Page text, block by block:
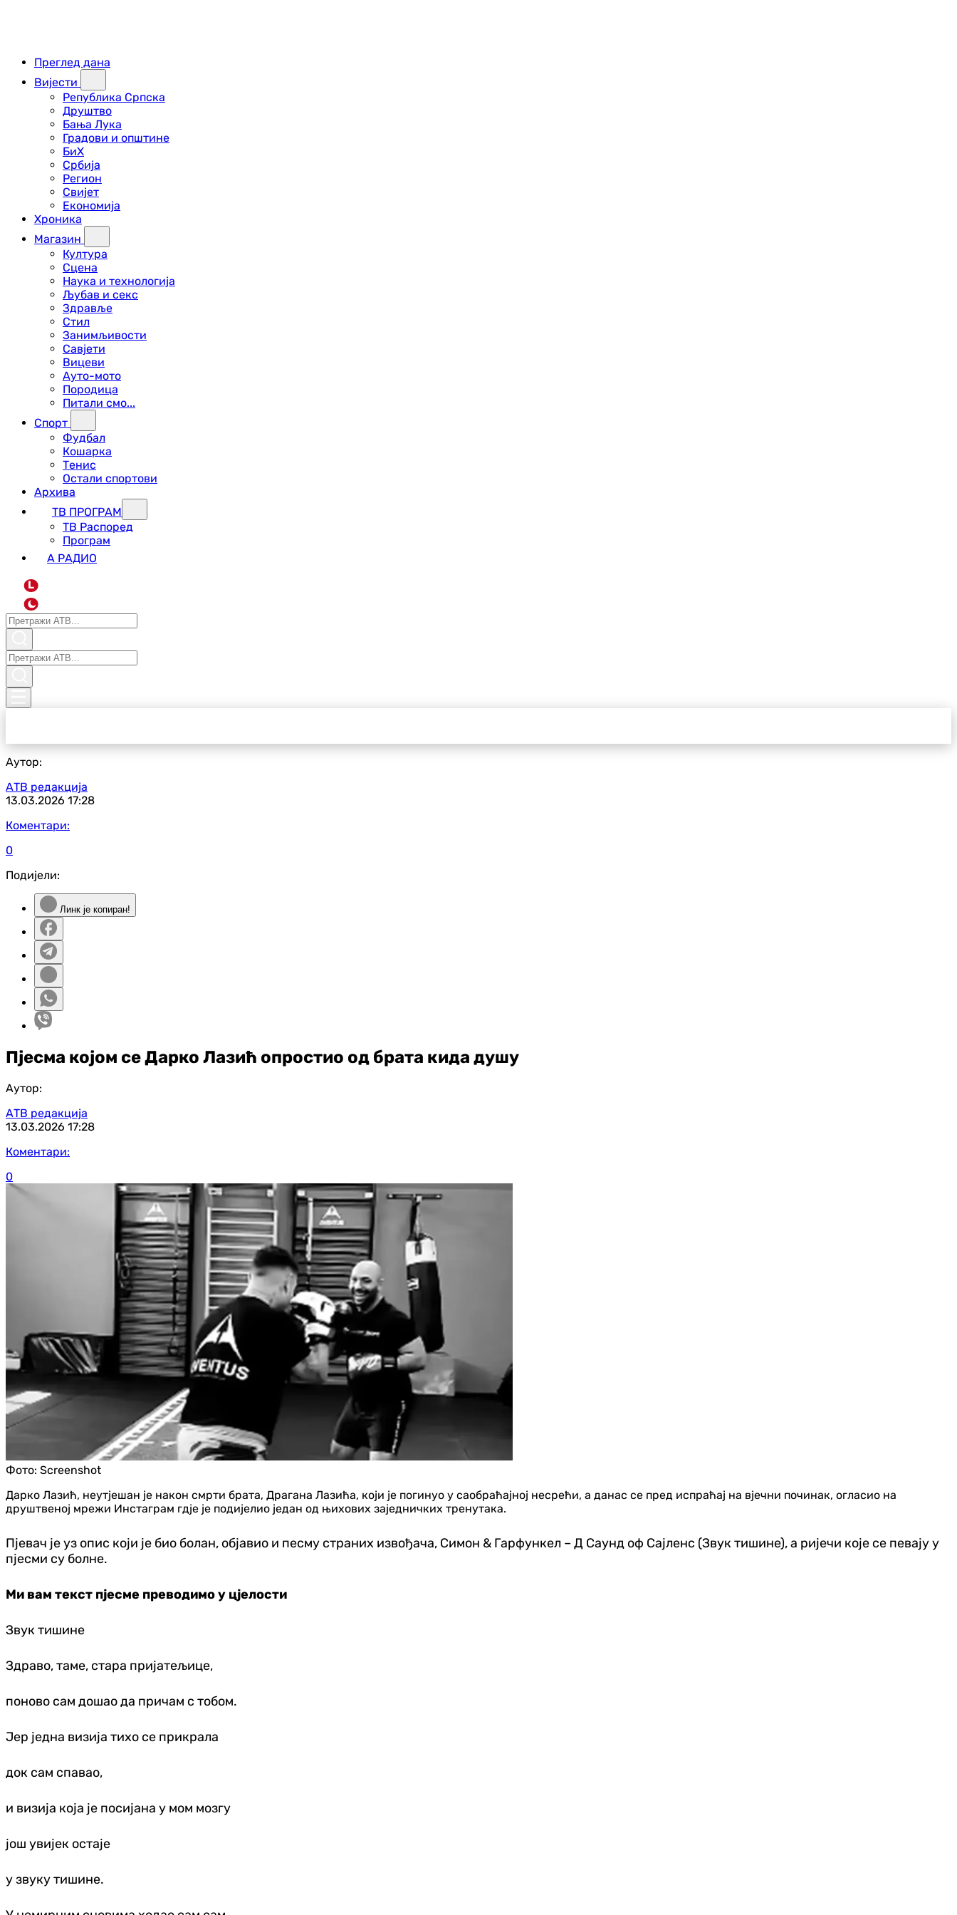
Преглед дана
Вијести
Република Српска
Друштво
Бања Лука
Градови и општине
БиХ
Србија
Регион
Свијет
Економија
Хроника
Магазин
Култура
Сцена
Наука и технологија
Љубав и секс
Здравље
Стил
Занимљивости
Савјети
Вицеви
Ауто-мото
Породица
Питали смо...
Спорт
Фудбал
Кошарка
Тенис
Остали спортови
Архива
ТВ ПРОГРАМ
ТВ Распоред
Програм
А РАДИО
L
Аутор:
АТВ редакција
13.03.2026 17:28
Коментари:
0
Подијели:
Линк је копиран!
Пјесма којом се Дарко Лазић опростио од брата кида душу
Аутор:
АТВ редакција
13.03.2026 17:28
Коментари:
0
Фото: Screenshot
Дарко Лазић, неутјешан је након смрти брата, Драгана Лазића, који је погинуо у саобраћајној несрећи, а данас се пред испраћај на вјечни починак, огласио на
друштвеној мрежи Инстаграм гдје је подијелио један од њихових заједничких тренутака.
Пјевач је уз опис који је био болан, објавио и песму страних извођача, Симон & Гарфункел – Д Саунд оф Сајленс (Звук тишине), а ријечи које се певају у
пјесми су болне.
Ми вам текст пјесме преводимо у цјелости
Звук тишине
Здраво, таме, стара пријатељице,
поново сам дошао да причам с тобом.
Јер једна визија тихо се прикрала
док сам спавао,
и визија која је посијана у мом мозгу
још увијек остаје
у звуку тишине.